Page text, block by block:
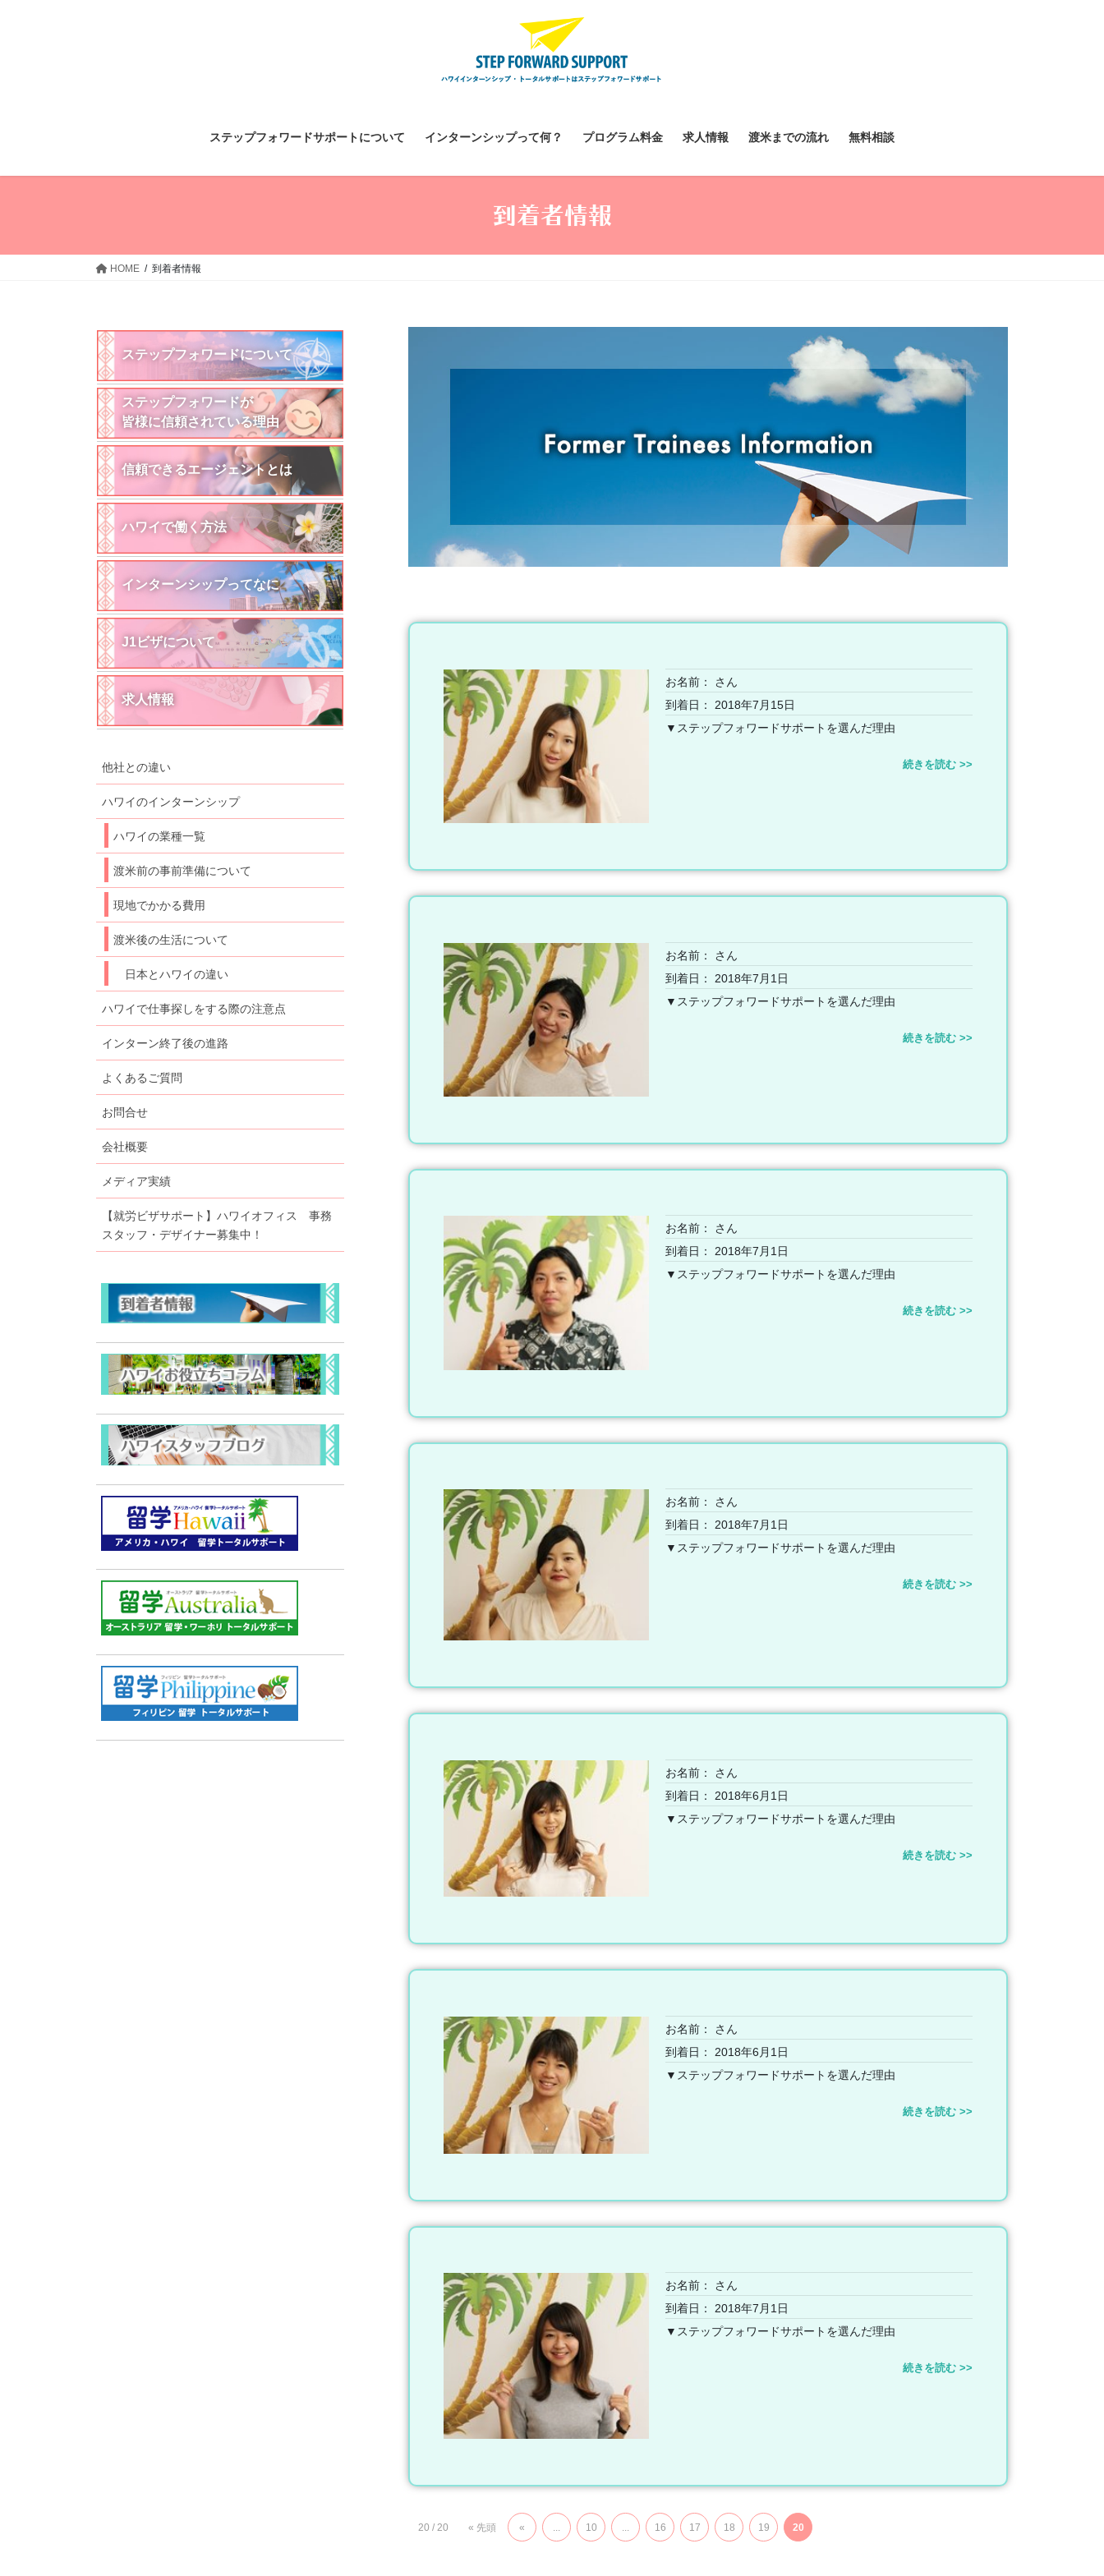
ステップフォワードサポートについて インターンシップって何？ プログラム料金 求人情報 渡米までの流れ 無料相談
到着者情報
HOME 到着者情報
お名前： さん
到着日： 2018年7月15日
▼ステップフォワードサポートを選んだ理由
続きを読む >>
お名前： さん
到着日： 2018年7月1日
▼ステップフォワードサポートを選んだ理由
続きを読む >>
お名前： さん
到着日： 2018年7月1日
▼ステップフォワードサポートを選んだ理由
続きを読む >>
お名前： さん
到着日： 2018年7月1日
▼ステップフォワードサポートを選んだ理由
続きを読む >>
お名前： さん
到着日： 2018年6月1日
▼ステップフォワードサポートを選んだ理由
続きを読む >>
お名前： さん
到着日： 2018年6月1日
▼ステップフォワードサポートを選んだ理由
続きを読む >>
お名前： さん
到着日： 2018年7月1日
▼ステップフォワードサポートを選んだ理由
続きを読む >>
20 / 20 « 先頭 « ... 10 ... 16 17 18 19 20
ステップフォワードについて
ステップフォワードが
皆様に信頼されている理由
信頼できるエージェントとは
ハワイで働く方法
インターンシップってなに
J1ビザについて
求人情報
他社との違い
ハワイのインターンシップ
ハワイの業種一覧
渡米前の事前準備について
現地でかかる費用
渡米後の生活について
日本とハワイの違い
ハワイで仕事探しをする際の注意点
インターン終了後の進路
よくあるご質問
お問合せ
会社概要
メディア実績
【就労ビザサポート】ハワイオフィス 事務
スタッフ・デザイナー募集中！